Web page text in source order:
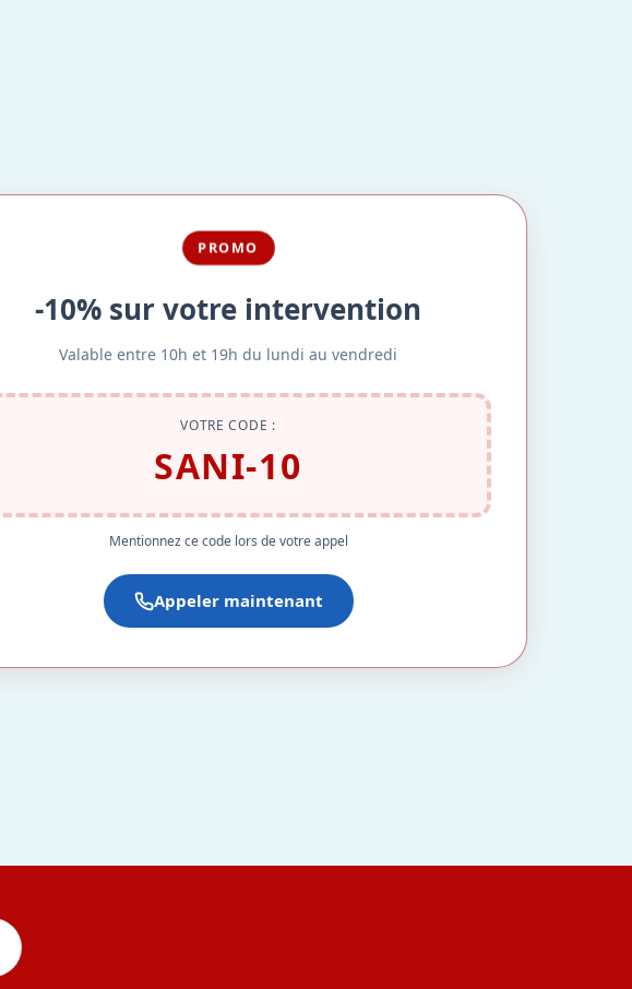
PROMO
-10% sur votre intervention
Valable entre 10h et 19h du lundi au vendredi
VOTRE CODE :
SANI-10
Mentionnez ce code lors de votre appel
Appeler maintenant